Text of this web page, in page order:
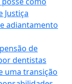
Justiça
adiantamento
de
dentistas
uma transição